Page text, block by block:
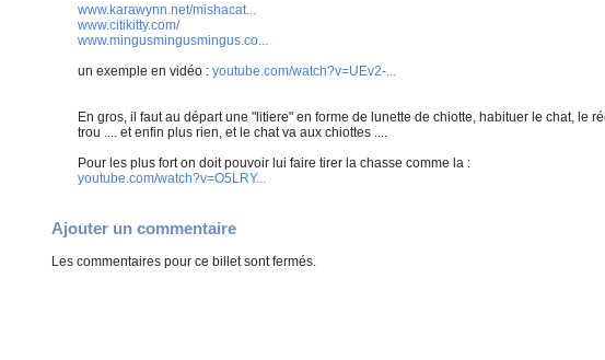
www.karawynn.net/mishacat...
www.citikitty.com/
www.mingusmingusmingus.co...
un exemple en vidéo :youtube.com/watch?v=UEv2-...
En gros, il faut au départ une "litiere" en forme de lunette de chiotte, habituer le chat, le
trou .... et enfin plus rien, et le chat va aux chiottes ....
Pour les plus fort on doit pouvoir lui faire tirer la chasse comme la :
youtube.com/watch?v=O5LRY...
Ajouter un commentaire
Les commentaires pour ce billet sont fermés.